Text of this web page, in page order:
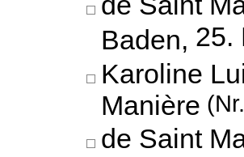
Baden, 25.
Karoline
Manière
de Saint